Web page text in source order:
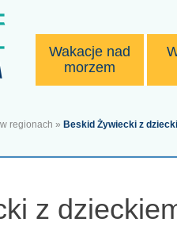
Wakacje nad
morzem
regionach » Beskid Żywiecki z
z